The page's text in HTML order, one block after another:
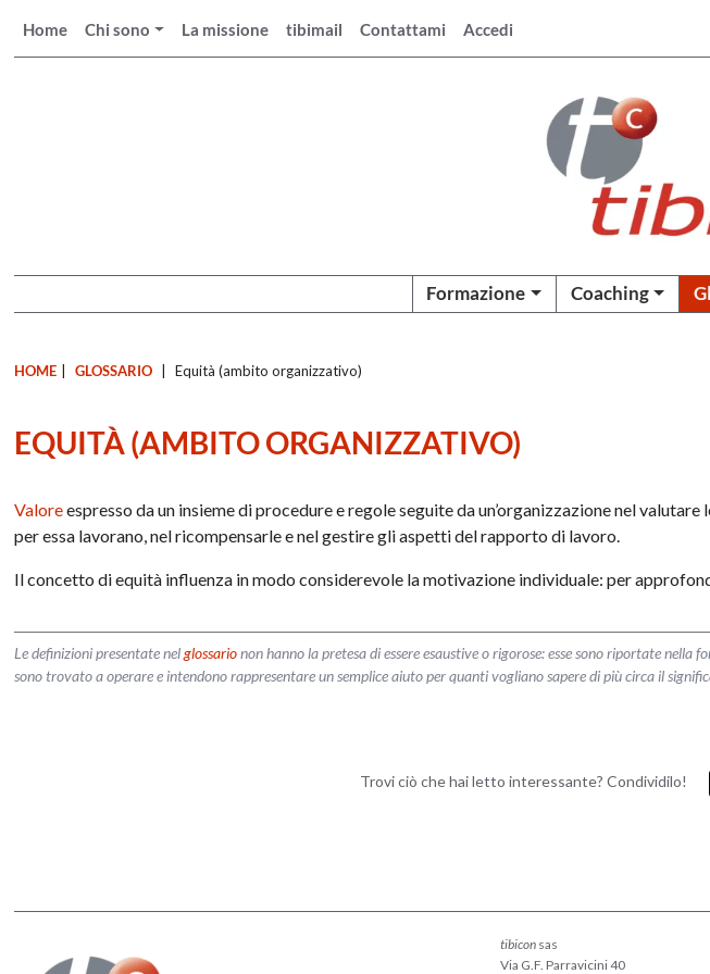
Home Chi sono La missione tibimail Contattami Accedi
Formazione Coaching
HOME GLOSSARIO Equità (ambito organizzativo)
EQUITÀ (AMBITO ORGANIZZATIVO)
Valoreespresso da un insieme di procedure e regole seguite da un’organizzazione nel valutare
per essa lavorano, nel ricompensarle e nel gestire gli aspetti del rapporto di lavoro.
Il concetto di equità influenza in modo considerevole la motivazione individuale: per
Le definizioni presentate nelglossarionon hanno la pretesa di essere esaustive o rigorose: esse sono riportate nella
sono trovato a operare e intendono rappresentare un semplice aiuto per quanti vogliano sapere di più circa il
Trovi ciò che hai letto interessante? Condividilo!
tibiconsas
Via G.F. Parravicini 40